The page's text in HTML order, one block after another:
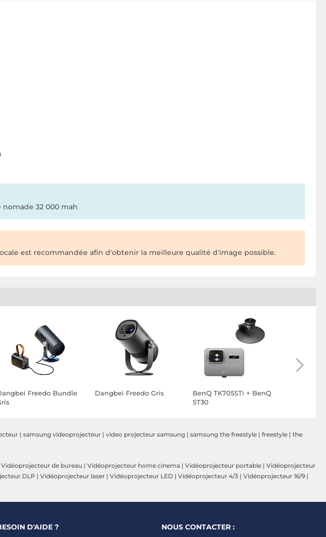
nomade 32 000 mah
est recommandée afin d'obtenir la meilleure qualité d'image possible.
Freedo Bundle
Dangbei Freedo Gris
BenQ TK705STi + BenQ
ST30
| samsung videoprojecteur | video projecteur samsung | samsung the freestyle | freestyle | the
Vidéoprojecteur de bureau | Vidéoprojecteur home cinema | Vidéoprojecteur portable | Vidéoprojecteur
DLP | Vidéoprojecteur laser | Vidéoprojecteur LED | Vidéoprojecteur 4/3 | Vidéoprojecteur 16/9 |
D'AIDE ? NOUS CONTACTER :